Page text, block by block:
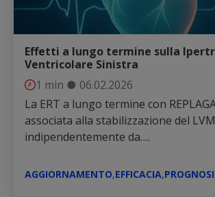
Effetti a lungo termine sulla
Ventricolare Sinistra
1 min ● 06.02.2026
La ERT a lungo termine con
associata alla stabilizzazione del
indipendentemente da….
AGGIORNAMENTO,EFFICACIA,PROGNOSI